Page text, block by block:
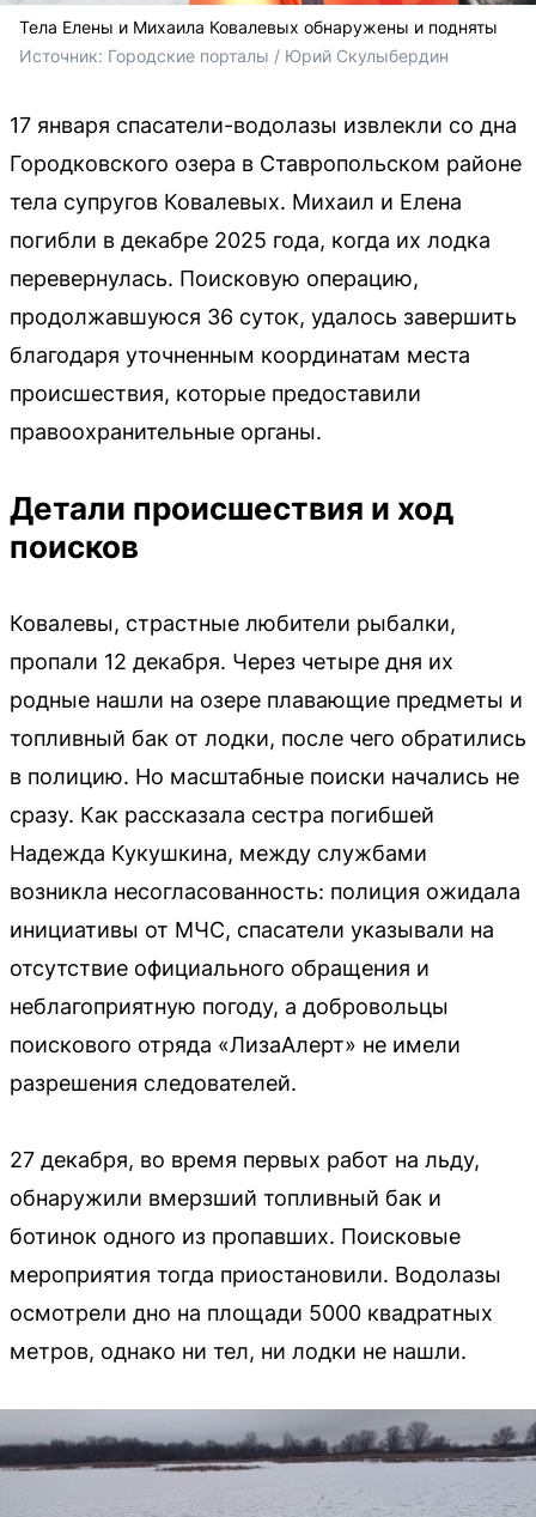
Тела Елены и Михаила Ковалевых обнаружены и подняты
Источник: Городские порталы / Юрий Скулыбердин
17 января спасатели-водолазы извлекли со дна
Городковского озера в Ставропольском районе
тела супругов Ковалевых. Михаил и Елена
погибли в декабре 2025 года, когда их лодка
перевернулась. Поисковую операцию,
продолжавшуюся 36 суток, удалось завершить
благодаря уточненным координатам места
происшествия, которые предоставили
правоохранительные органы.
Детали происшествия и ход
поисков
Ковалевы, страстные любители рыбалки,
пропали 12 декабря. Через четыре дня их
родные нашли на озере плавающие предметы и
топливный бак от лодки, после чего обратились
в полицию. Но масштабные поиски начались не
сразу. Как рассказала сестра погибшей
Надежда Кукушкина, между службами
возникла несогласованность: полиция ожидала
инициативы от МЧС, спасатели указывали на
отсутствие официального обращения и
неблагоприятную погоду, а добровольцы
поискового отряда «ЛизаАлерт» не имели
разрешения следователей.
27 декабря, во время первых работ на льду,
обнаружили вмерзший топливный бак и
ботинок одного из пропавших. Поисковые
мероприятия тогда приостановили. Водолазы
осмотрели дно на площади 5000 квадратных
метров, однако ни тел, ни лодки не нашли.